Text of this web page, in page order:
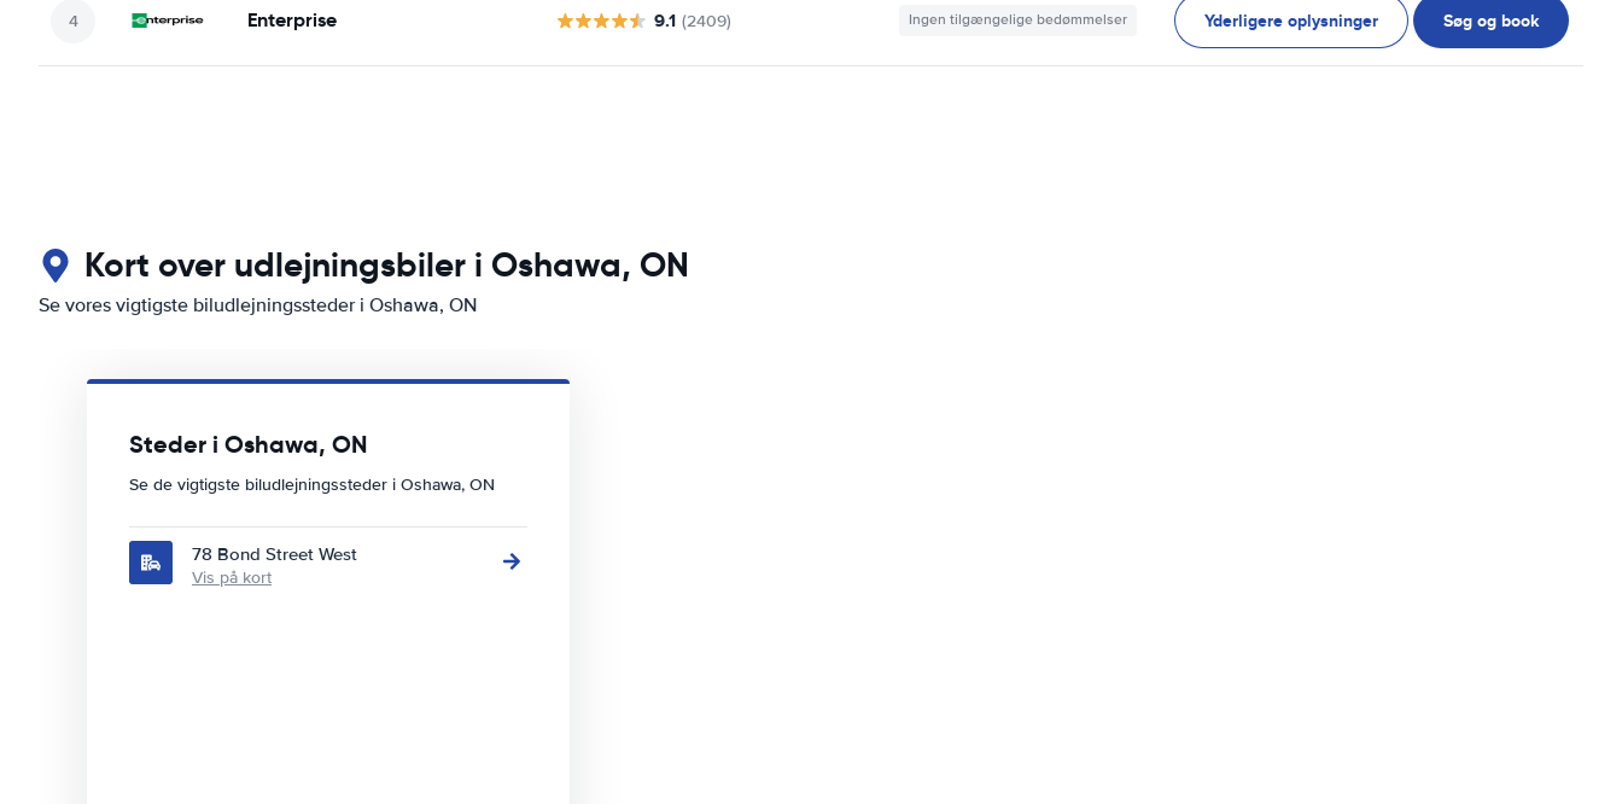
Enterprise 9.1 (2409) Ingen tilgængelige bedømmelser Yderligere oplysninger Søg og book
Kort over udlejningsbiler i Oshawa, ON
Se vores vigtigste biludlejningssteder i Oshawa, ON
Steder i Oshawa, ON
Se de vigtigste biludlejningssteder i Oshawa, ON
78 Bond Street West
Vis på kort